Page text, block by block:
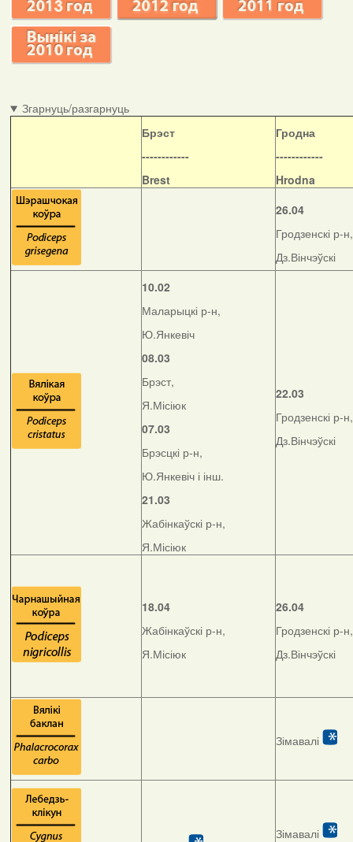
Згарнуць/разгарнуць
Брэст
------------
Brest
Гродна
------------
Hrodna
26.04
Гродзенскі р-н,
Дз.Вінчэўскі
10.02
Маларыцкі р-н,
Ю.Янкевіч
08.03
Брэст,
Я.Місіюк
07.03
Брэсцкі р-н,
Ю.Янкевіч і інш.
21.03
Жабінкаўскі р-н,
Я.Місіюк
22.03
Гродзенскі р-н,
Дз.Вінчэўскі
18.04
Жабінкаўскі р-н,
Я.Місіюк
26.04
Гродзенскі р-н,
Дз.Вінчэўскі
Зімавалі
Зімавалі